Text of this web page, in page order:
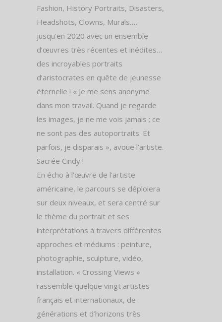
Fashion, History Portraits, Disasters,
Headshots, Clowns, Murals…,
jusqu’en 2020 avec un ensemble
d’œuvres très récentes et inédites…
des incroyables portraits
d’aristocrates en quête de jeunesse
éternelle ! « Je me sens anonyme
dans mon travail. Quand je regarde
les images, je ne me vois jamais ; ce
ne sont pas des autoportraits. Et
parfois, je disparais », avoue l’artiste.
Sacrée Cindy !
En écho à l’œuvre de l’artiste
américaine, le parcours se déploiera
sur deux niveaux, et sera centré sur
le thème du portrait et ses
interprétations à travers différentes
approches et médiums : peinture,
photographie, sculpture, vidéo,
installation. « Crossing Views »
rassemble quelque vingt artistes
français et internationaux, de
générations et d’horizons très